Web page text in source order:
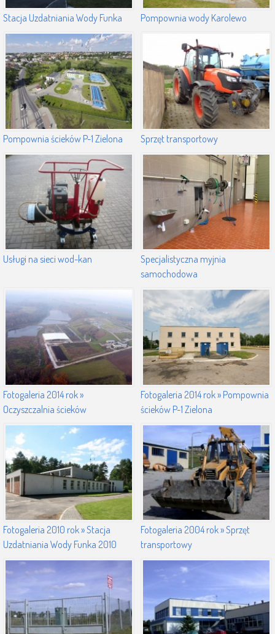
Stacja Uzdatniania Wody Funka Pompownia wody Karolewo
Pompownia ścieków P-1 Zielona Sprzęt transportowy
Usługi na sieci wod-kan
Specjalistyczna myjnia
samochodowa
Fotogaleria 2014 rok »
Oczyszczalnia ścieków
Fotogaleria 2014 rok » Pompownia
ścieków P-1 Zielona
Fotogaleria 2010 rok » Stacja
Uzdatniania Wody Funka 2010
Fotogaleria 2004 rok » Sprzęt
transportowy